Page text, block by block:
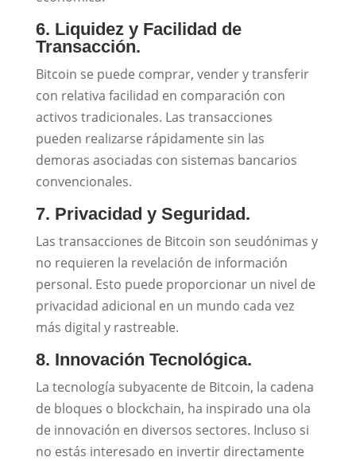
6. Liquidez y Facilidad de
Transacción.
Bitcoin se puede comprar, vender y transferir
con relativa facilidad en comparación con
activos tradicionales. Las transacciones
pueden realizarse rápidamente sin las
demoras asociadas con sistemas bancarios
convencionales.
7. Privacidad y Seguridad.
Las transacciones de Bitcoin son seudónimas y
no requieren la revelación de información
personal. Esto puede proporcionar un nivel de
privacidad adicional en un mundo cada vez
más digital y rastreable.
8. Innovación Tecnológica.
La tecnología subyacente de Bitcoin, la cadena
de bloques o blockchain, ha inspirado una ola
de innovación en diversos sectores. Incluso si
no estás interesado en invertir directamente